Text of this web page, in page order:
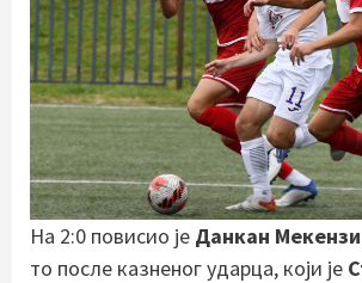
На 2:0 повисио је Данкан Мекензи
то после казненог ударца, који је